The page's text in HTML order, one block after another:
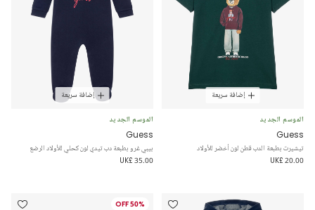
إضافة سريعة
الموسم الجديد
Guess
تيشيرت بطبعة الدب قطن لون أخضر للأولاد
UK£ 20.00
إضافة سريعة
الموسم الجديد
Guess
بيبي غرو بطبعة دب تيدي لون كحلي للأولاد الرضع
UK£ 35.00
50% OFF